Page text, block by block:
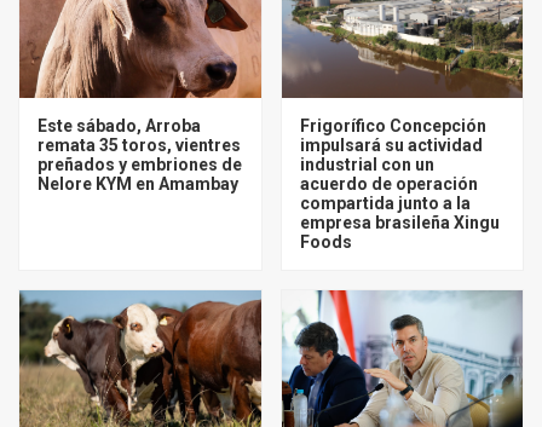
Este sábado, Arroba
remata 35 toros, vientres
preñados y embriones de
Nelore KYM en Amambay
Frigorífico Concepción
impulsará su actividad
industrial con un
acuerdo de operación
compartida junto a la
empresa brasileña Xingu
Foods